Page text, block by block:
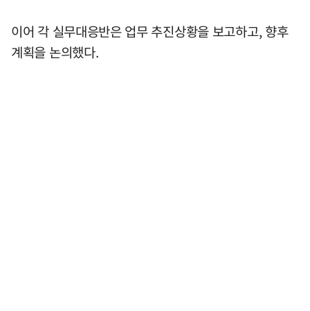
이어 각 실무대응반은 업무 추진상황을 보고하고, 향후
계획을 논의했다.